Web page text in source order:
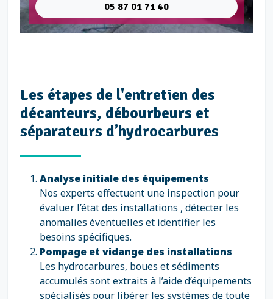
05 87 01 71 40
Les étapes de l'entretien des
décanteurs, débourbeurs et
séparateurs d’hydrocarbures
Analyse initiale des équipements
Nos experts effectuent une inspection pour
évaluer l’état des installations , détecter les
anomalies éventuelles et identifier les
besoins spécifiques.
Pompage et vidange des installations
Les hydrocarbures, boues et sédiments
accumulés sont extraits à l’aide d’équipements
spécialisés pour libérer les systèmes de toute